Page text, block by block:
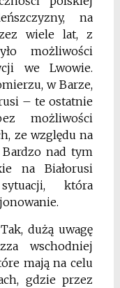
na
wiele lat, z
możliwości
we Lwowie.
w Barze,
– te ostatnie
możliwości
ze względu na
nad tym
na Białorusi
która
dużą uwagę
wschodniej
mają na celu
gdzie przez